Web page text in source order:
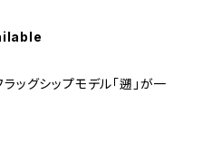
ッグシップモデル「遡」が一